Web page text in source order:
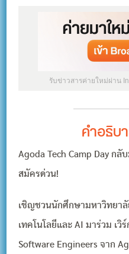
รับข่าวสารค่ายใหม่ผ่าน
คำอธิบ
Agoda Tech Camp Day ก
สมัครด่วน!
เชิญชวนนักศึกษามหาวิทยา
เทคโนโลยีและ AI มาร่วม เ
Software Engineers จาก